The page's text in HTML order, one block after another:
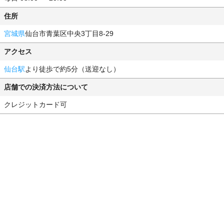
住所
宮城県仙台市青葉区中央3丁目8-29
アクセス
仙台駅より徒歩で約5分（送迎なし）
店舗での決済方法について
クレジットカード可